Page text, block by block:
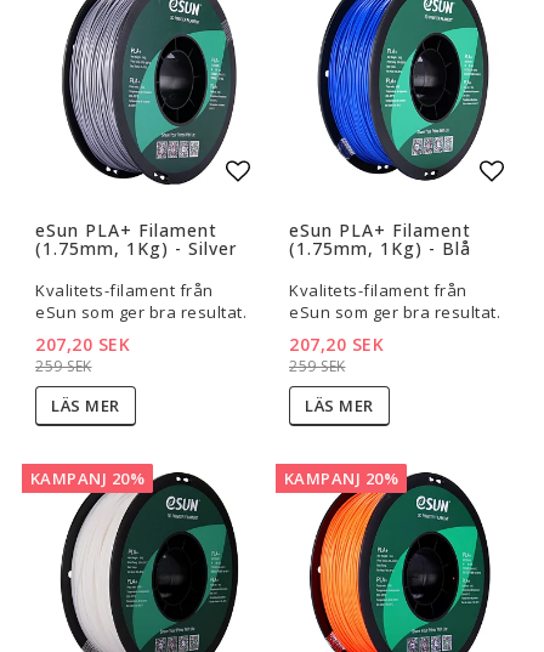
eSun PLA+ Filament
(1.75mm, 1Kg) - Silver
Kvalitets-filament från
eSun som ger bra resultat.
259 SEK
207,20 SEK
LÄS MER
eSun PLA+ Filament
(1.75mm, 1Kg) - Blå
Kvalitets-filament från
eSun som ger bra resultat.
259 SEK
207,20 SEK
LÄS MER
KAMPANJ 20% KAMPANJ 20%